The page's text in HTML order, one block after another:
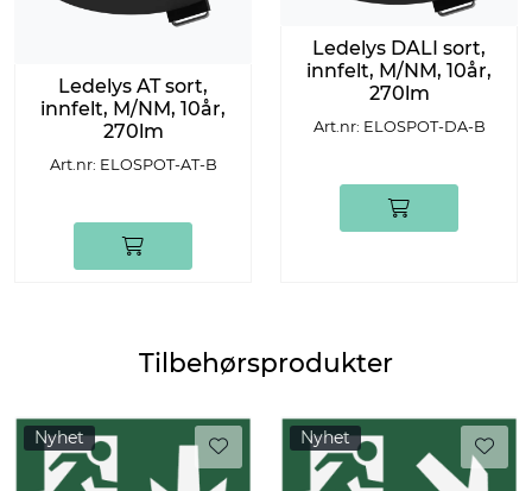
Ledelys AT sort,
innfelt, M/NM, 10år,
270lm
Art.nr: ELOSPOT-AT-B
Ledelys DALI sort,
innfelt, M/NM, 10år,
270lm
Art.nr: ELOSPOT-DA-B
Tilbehørsprodukter
Nyhet Nyhet